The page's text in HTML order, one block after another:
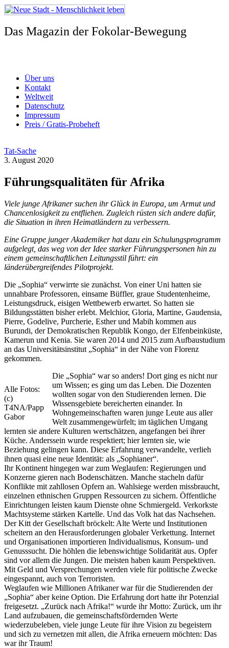
Zum
Inhalt
springen
Das Magazin der Fokolar-Bewegung
Über uns
Kontakt
Weltweit
Datenschutz
Impressum
Preis / Gratis-Probeheft
Tat-Sache
3. August 2020
Führungsqualitäten für Afrika
Viele junge Afrikaner suchen ihr Glück in Europa, um Armut und
Chancenlosigkeit zu entfliehen. Zugleich rüsten sich andere dafür,
die Situation in ihren Heimatländern zu verbessern.
Eine Gruppe junger Akademiker hat dazu ein Schulungsprogramm
aufgelegt, das weg von der Idee starker Führungspersonen hin zu
einem gemeinschaftlichen Leitungsstil führt: ein
länderübergreifendes Pilotprojekt.
Die „Sophia“ verwirrte sie zunächst. Von einer Uni hatten sie
unnahbare Professoren, einsame Büffler, graue Studentenheime,
Leistungsdruck, eisigen Wettbewerb erwartet. So hatten sie
Bildungsstätten bisher erlebt. Melchior, Gloria, Martine, Gaudensia,
Pierre, Godelive, Purcherie, Esther und Mabih kommen aus
Burundi, der Demokratischen Republik Kongo, der Elfenbeinküste,
Kamerun und Kenia. Sie waren 2014 und 2015 zum Aufbaustudium
an das Universitätsinstitut „Sophia“ in der Nähe von Florenz
gekommen.
Alle Fotos:
(c)
T4NA/Papp
Gabor
Die „Sophia“ war so anders! Dort ging es nicht nur
um Wissen; es ging um das Leben. Die Dozenten
wollten sogar von den Studierenden lernen. Die
Wissensgebiete bereicherten einander. In
Wohngemeinschaften waren junge Leute aus aller
Welt zusammengewürfelt; im täglichen Umgang
lernten sie andere Kulturen wertschätzen, angefangen bei ihrer
Küche. Anderssein wurde respektiert; hier lernten sie, wie
Beziehung gelingen kann. Diese Erfahrung verwandelte, verlieh
ihnen quasi eine neue Identität: als „Sophianer“.
Ihr Kontinent hingegen war zum Weglaufen: Regierungen und
Konzerne gieren nach Bodenschätzen. Manche stacheln dafür
Konflikte mit zahllosen Opfern an. Wahlsiege werden missbraucht,
einzelnen ethnischen Gruppen Ressourcen zu sichern. Öffentliche
Einrichtungen leisten kaum Dienste ohne Schmiergeld. Verkorkste
Machtsysteme stärken Kartelle. Und das Volk hat das Nachsehen.
Der Kitt der Gesellschaft bröckelt: Alte Werte und Institutionen
scheitern an den Herausforderungen globaler Verkettung. Internet
und Organisationen importieren Individualismus, Konsum- und
Genusssucht. Die höhlen die lebenswichtige Solidarität aus. Opfer
sind vor allem die Jungen. Die meisten haben kaum Perspektiven.
Mit Geld und Versprechungen werden viele für politische Zwecke
eingespannt, auch von Terroristen.
Weglaufen wie Millionen Afrikaner war für die Studierenden der
„Sophia“ aber keine Option. Die Erfahrung dort hatte ihr Potenzial
freigesetzt. „Zurück nach Afrika!“ wurde ihr Motto: Zurück, um ihr
Land aufzubauen, die gemeinschaftsfördernden Werte
wiederzubeleben, viele junge Leute für ihre Vision zu begeistern
und sich zu vernetzen mit allen, die Afrika erneuern möchten: Das
war ihr Traum!